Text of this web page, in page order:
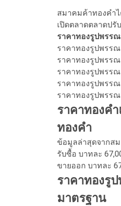
สมาคมค้าทองคำไ
เปิดตลาดตลาดปรั
ราคาทองรูปพรร
ราคาทองรูปพรรณ
ราคาทองรูปพรรณ
ราคาทองรูปพรรณ
ราคาทองรูปพรรณ
ราคาทองรูปพรรณ
ราคาทองค
ทองคำ
ข้อมูลล่าสุดจากสม
รับซื้อ บาทละ
ขายออก บาทละ
ราคาทองรู
มาตรฐาน